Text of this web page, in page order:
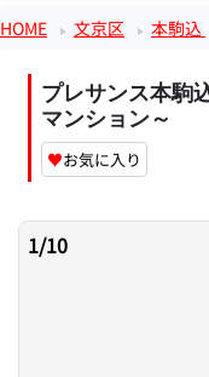
HOME 文京区 本駒込
プレサンス本駒
マンション～
♥お気に入り
1/10